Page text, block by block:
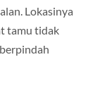
Lokasinya
tamu tidak